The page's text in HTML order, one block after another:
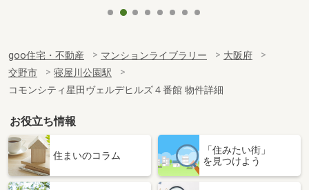
goo住宅・不動産 マンションライブラリー
大阪府
交野市
寝屋川公園駅
コモンシティ星田ヴェルデヒルズ４番館 物件詳細
お役立ち情報
住まいのコラム
「住みたい街」
を見つけよう